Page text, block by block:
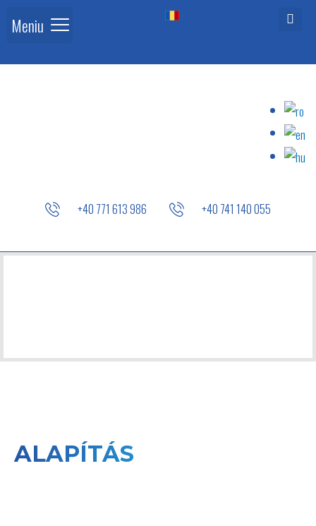
Meniu
+40 771 613 986 +40 741 140 055
ALAPÍTÁS